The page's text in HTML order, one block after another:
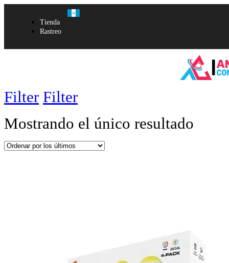
Tienda
Rastreo
Filter Filter
Mostrando el único resultado